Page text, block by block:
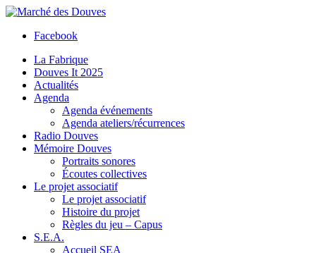
Facebook
La Fabrique
Douves It 2025
Actualités
Agenda
Agenda événements
Agenda ateliers/récurrences
Radio Douves
Mémoire Douves
Portraits sonores
Écoutes collectives
Le projet associatif
Le projet associatif
Histoire du projet
Règles du jeu – Capus
S.E.A.
Accueil SEA